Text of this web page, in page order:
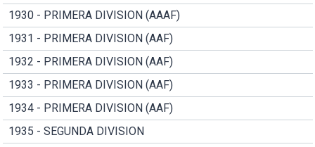
1930 - PRIMERA DIVISION (AAAF)
1931 - PRIMERA DIVISION (AAF)
1932 - PRIMERA DIVISION (AAF)
1933 - PRIMERA DIVISION (AAF)
1934 - PRIMERA DIVISION (AAF)
1935 - SEGUNDA DIVISION